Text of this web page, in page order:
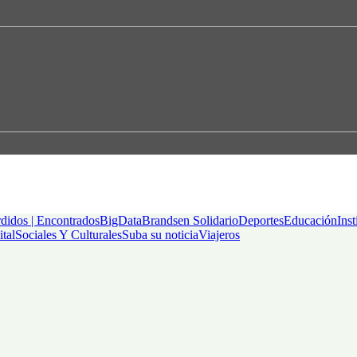
| EncontradosBigDataBrandsen SolidarioDeportesEducación
Sociales Y CulturalesSuba su noticiaViajeros